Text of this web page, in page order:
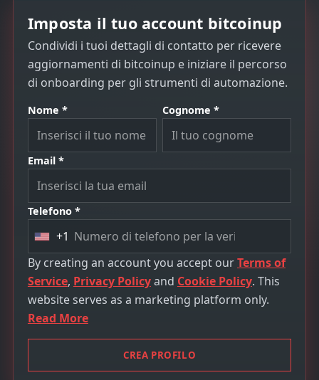
Imposta il tuo account bitcoinup
Condividi i tuoi dettagli di contatto per ricevere
aggiornamenti di bitcoinup e iniziare il percorso
di onboarding per gli strumenti di automazione.
Nome * Cognome *
Email *
Telefono *
U
n
i
t
e
t
+1
By creating an account you accept ourTerms of
Service, Privacy Policyand Cookie Policy. This
website serves as a marketing platform only.
Read More
CREA PROFILO